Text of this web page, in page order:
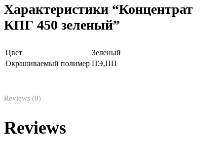
Характеристики “Концентрат
КПГ 450 зеленый”
Цвет
Зеленый
Окрашиваемый полимер ПЭ,ПП
Reviews (0)
Reviews